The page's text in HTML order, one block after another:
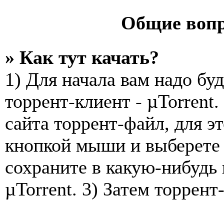
Общие
» Как тут качать?
1) Для начала вам надо
торрент-клиент -
сайта торрент-файл, для
кнопкой мыши и выберете
сохраните в какую-нибудь
µTorrent. 3) Затем